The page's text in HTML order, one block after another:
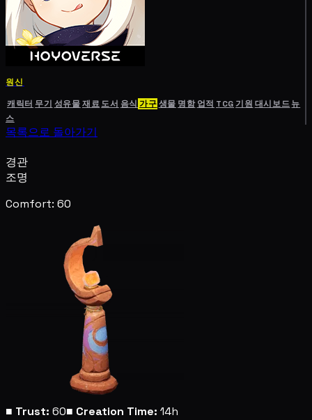
원신
캐릭터 무기 성유물재료도서 음식 가구생물 명함 업적 TCG기원 대시보드뉴
스
목록으로 돌아가기
경관
조명
Comfort: 60
■ Trust: 60■ Creation Time: 14h